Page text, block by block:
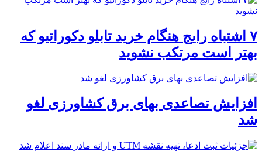
۷ اشتباه رایج هنگام خرید تابلو دکوراتیو که
بهتر است مرتکب نشوید
افزایش تصاعدی بهای برق کشاورزی لغو
شد